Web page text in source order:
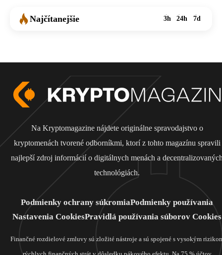
Najčítanejšie 3h 24h 7d
Na Kryptomagazine nájdete originálne spravodajstvo o
kryptomenách tvorené odborníkmi, ktorí z tohto magazínu spravili
najlepší zdroj informácií o digitálnych menách a
technológiách.
Podmienky ochrany súkromiaPodmienky používania
Nastavenia CookiesPravidlá používania súborov Cookies
Finančné rozdielové zmluvy sú zložité nástroje a sú spojené s vysokým